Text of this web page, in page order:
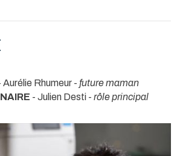
Aurélie Rhumeur - future maman
- Julien Desti - rôle principal